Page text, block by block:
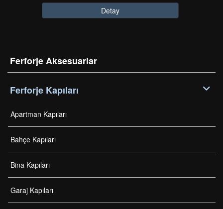
Detay
Ferforje Aksesuarlar
Ferforje Kapıları
Apartman Kapıları
Bahçe Kapıları
Bina Kapıları
Garaj Kapıları